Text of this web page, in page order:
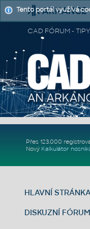
CAD FÓRUM -
Přes 123.000
Nový Kalkulátor
HLAVNÍ STRÁNKA
DISKUZNÍ FÓRUM
Tento portál využívá